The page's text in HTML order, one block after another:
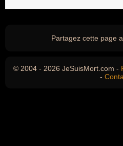
Partagez cette page
© 2004 - 2026 JeSuisMort.com -
-